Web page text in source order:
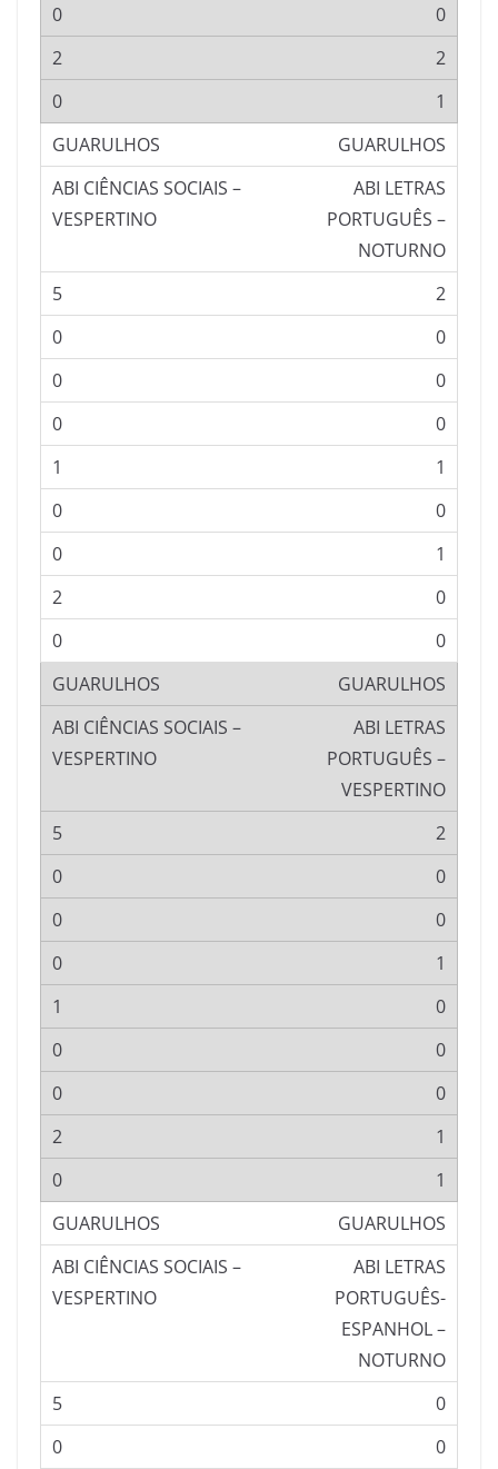
0
2
1
GUARULHOS
ABI LETRAS
PORTUGUÊS –
NOTURNO
2
0
0
0
1
0
1
0
0
GUARULHOS
ABI LETRAS
PORTUGUÊS –
VESPERTINO
2
0
0
1
0
0
0
1
1
GUARULHOS
ABI LETRAS
PORTUGUÊS-
ESPANHOL –
NOTURNO
0
0